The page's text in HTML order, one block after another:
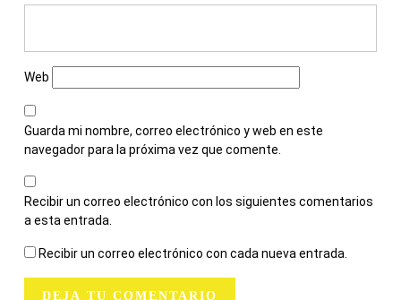
Web
Guarda mi nombre, correo electrónico y web en este
navegador para la próxima vez que comente.
Recibir un correo electrónico con los siguientes comentarios
a esta entrada.
Recibir un correo electrónico con cada nueva entrada.